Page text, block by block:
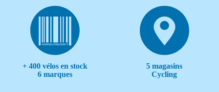
+ 400 vélos en stock
6 marques
5 magasins
Cycling